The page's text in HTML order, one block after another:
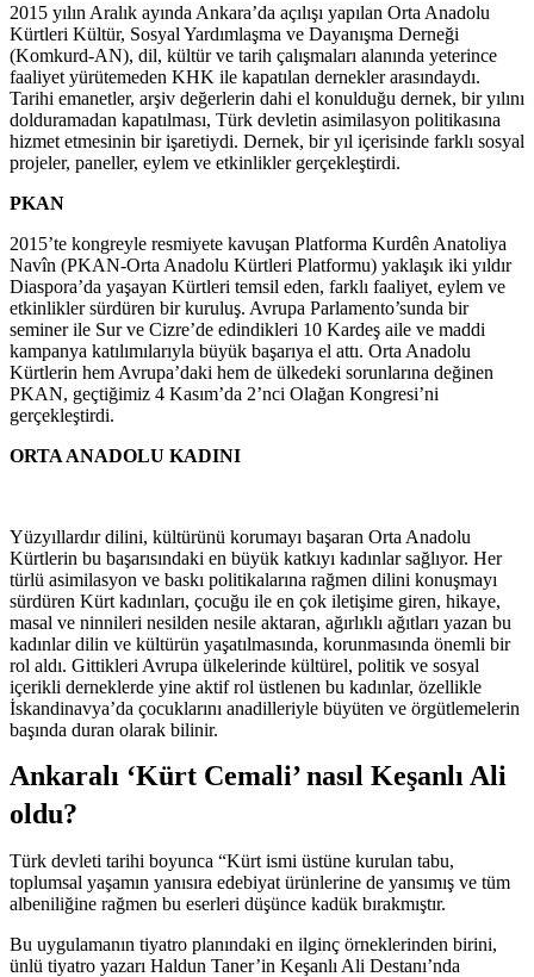
2015 yılın Aralık ayında Ankara’da açılışı yapılan Orta Anadolu
Kürtleri Kültür, Sosyal Yardımlaşma ve Dayanışma Derneği
(Komkurd-AN), dil, kültür ve tarih çalışmaları alanında yeterince
faaliyet yürütemeden KHK ile kapatılan dernekler arasındaydı.
Tarihi emanetler, arşiv değerlerin dahi el konulduğu dernek, bir yılını
dolduramadan kapatılması, Türk devletin asimilasyon politikasına
hizmet etmesinin bir işaretiydi. Dernek, bir yıl içerisinde farklı sosyal
projeler, paneller, eylem ve etkinlikler gerçekleştirdi.
PKAN
2015’te kongreyle resmiyete kavuşan Platforma Kurdên Anatoliya
Navîn (PKAN-Orta Anadolu Kürtleri Platformu) yaklaşık iki yıldır
Diaspora’da yaşayan Kürtleri temsil eden, farklı faaliyet, eylem ve
etkinlikler sürdüren bir kuruluş. Avrupa Parlamento’sunda bir
seminer ile Sur ve Cizre’de edindikleri 10 Kardeş aile ve maddi
kampanya katılımılarıyla büyük başarıya el attı. Orta Anadolu
Kürtlerin hem Avrupa’daki hem de ülkedeki sorunlarına değinen
PKAN, geçtiğimiz 4 Kasım’da 2’nci Olağan Kongresi’ni
gerçekleştirdi.
ORTA ANADOLU KADINI
Yüzyıllardır dilini, kültürünü korumayı başaran Orta Anadolu
Kürtlerin bu başarısındaki en büyük katkıyı kadınlar sağlıyor. Her
türlü asimilasyon ve baskı politikalarına rağmen dilini konuşmayı
sürdüren Kürt kadınları, çocuğu ile en çok iletişime giren, hikaye,
masal ve ninnileri nesilden nesile aktaran, ağırlıklı ağıtları yazan bu
kadınlar dilin ve kültürün yaşatılmasında, korunmasında önemli bir
rol aldı. Gittikleri Avrupa ülkelerinde kültürel, politik ve sosyal
içerikli derneklerde yine aktif rol üstlenen bu kadınlar, özellikle
İskandinavya’da çocuklarını anadilleriyle büyüten ve örgütlemelerin
başında duran olarak bilinir.
Ankaralı ‘Kürt Cemali’ nasıl Keşanlı Ali
oldu?
Türk devleti tarihi boyunca “Kürt ismi üstüne kurulan tabu,
toplumsal yaşamın yanısıra edebiyat ürünlerine de yansımış ve tüm
albeniliğine rağmen bu eserleri düşünce kadük bırakmıştır.
Bu uygulamanın tiyatro planındaki en ilginç örneklerinden birini,
ünlü tiyatro yazarı Haldun Taner’in Keşanlı Ali Destanı’nda